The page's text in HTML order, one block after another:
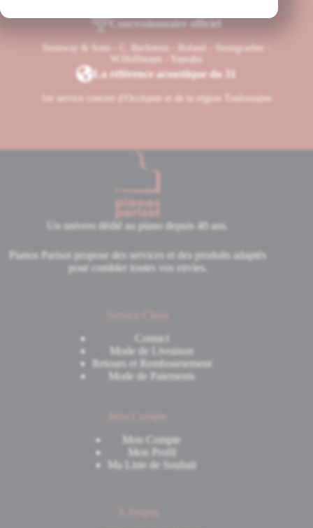
Concessionnaire officiel
Steinway & Sons - C. Bechstein - Roland - Steingraeber -
W.Hoffmann - Yamaha
La référence acoustique du 31
1er service concert d'Occitanie et de la région Toulousaine
Un univers dédié au piano depuis 40 ans.
Pianos Parisot propose des services et des produits adaptés
pour combler toutes vos envies.
Contact
Mode de Livraison
Retours et Remboursement
Mode de Paiements
Mon Compte
Mon Profil
Ma Liste de Souhait